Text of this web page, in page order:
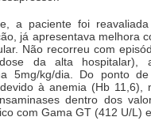
a paciente foi
já apresentava melhora
Não recorreu com
da alta hospitalar),
5mg/kg/dia. Do ponto
à anemia (Hb
dentro dos
com Gama GT (412 U/L)